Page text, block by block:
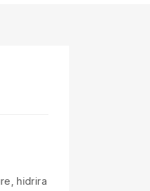
hidrira